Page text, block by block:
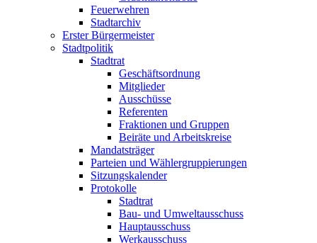
Feuerwehren
Stadtarchiv
Erster Bürgermeister
Stadtpolitik
Stadtrat
Geschäftsordnung
Mitglieder
Ausschüsse
Referenten
Fraktionen und Gruppen
Beiräte und Arbeitskreise
Mandatsträger
Parteien und Wählergruppierungen
Sitzungskalender
Protokolle
Stadtrat
Bau- und Umweltausschuss
Hauptausschuss
Werkausschuss